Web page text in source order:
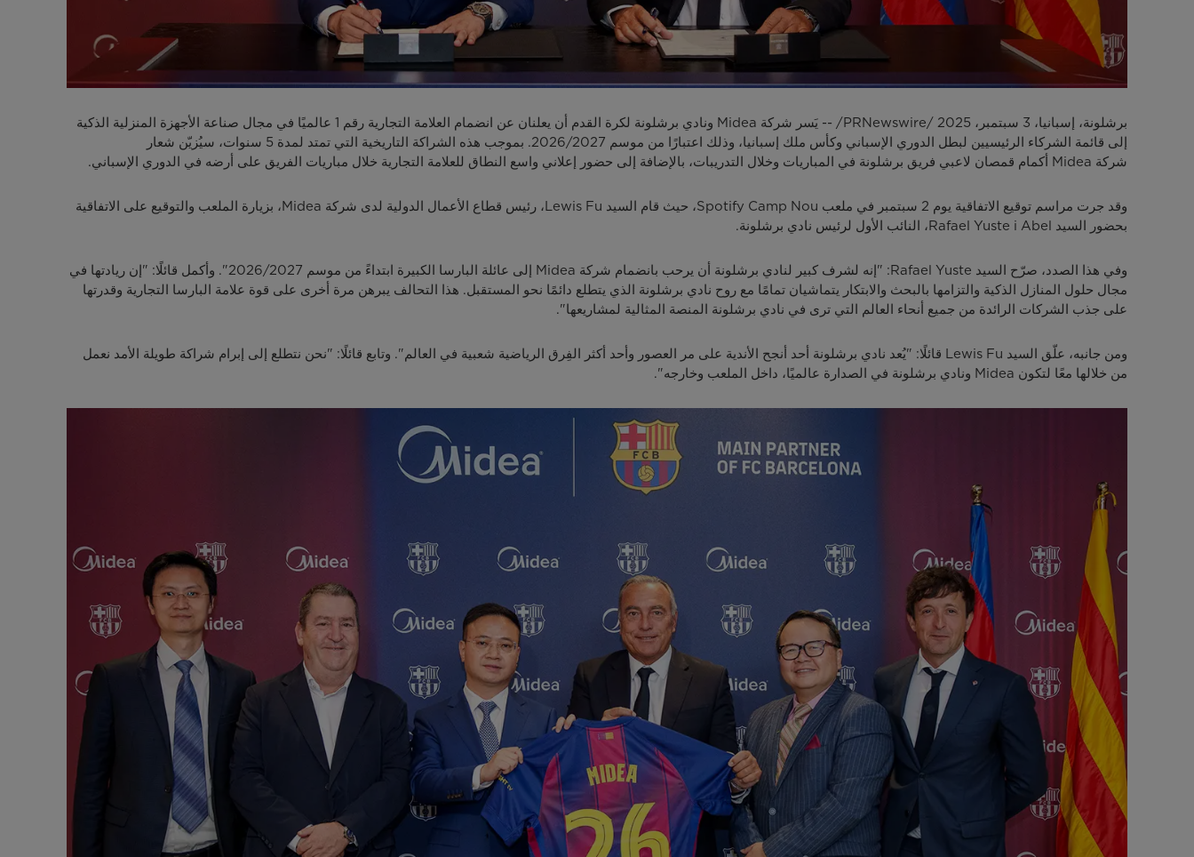
برشلونة، إسبانيا، 3 سبتمبر، 2025 /PRNewswire/ -- يَسر شركة Midea ونادي برشلونة لكرة القدم أن يعلنان عن انضمام العلامة التجارية رقم 1 عالميًا في مجال صناعة الأجهزة المنزلية الذكية
إلى قائمة الشركاء الرئيسيين لبطل الدوري الإسباني وكأس ملك إسبانيا، وذلك اعتبارًا من موسم 2026/2027. بموجب هذه الشراكة التاريخية التي تمتد لمدة 5 سنوات، سيُزيّن شعار
شركة Midea أكمام قمصان لاعبي فريق برشلونة في المباريات وخلال التدريبات، بالإضافة إلى حضور إعلاني واسع النطاق للعلامة التجارية خلال مباريات الفريق على أرضه في الدوري الإسباني.
وقد جرت مراسم توقيع الاتفاقية يوم 2 سبتمبر في ملعب Spotify Camp Nou، حيث قام السيد Lewis Fu، رئيس قطاع الأعمال الدولية لدى شركة Midea، بزيارة الملعب والتوقيع على الاتفاقية
بحضور السيد Rafael Yuste i Abel، النائب الأول لرئيس نادي برشلونة.
وفي هذا الصدد، صرّح السيد Rafael Yuste: "إنه لشرف كبير لنادي برشلونة أن يرحب بانضمام شركة Midea إلى عائلة البارسا الكبيرة ابتداءً من موسم 2026/2027". وأكمل قائلًا: "إن ريادتها في
مجال حلول المنازل الذكية والتزامها بالبحث والابتكار يتماشيان تمامًا مع روح نادي برشلونة الذي يتطلع دائمًا نحو المستقبل. هذا التحالف يبرهن مرة أخرى على قوة علامة البارسا التجارية وقدرتها
على جذب الشركات الرائدة من جميع أنحاء العالم التي ترى في نادي برشلونة المنصة المثالية لمشاريعها".
ومن جانبه، علّق السيد Lewis Fu قائلًا: "يُعد نادي برشلونة أحد أنجح الأندية على مر العصور وأحد أكثر الفِرق الرياضية شعبية في العالم". وتابع قائلًا: "نحن نتطلع إلى إبرام شراكة طويلة الأمد نعمل
من خلالها معًا لتكون Midea ونادي برشلونة في الصدارة عالميًا، داخل الملعب وخارجه".